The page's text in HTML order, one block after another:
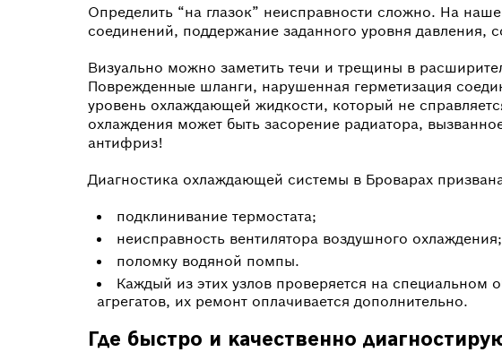
Определить “на глазок” неисправности сложно. На
соединений, поддержание заданного уровня давления,
Визуально можно заметить течи и трещины в
Поврежденные шланги, нарушенная герметизация
уровень охлаждающей жидкости, который не
охлаждения может быть засорение радиатора,
антифриз!
Диагностика охлаждающей системы в Броварах
подклинивание термостата;
неисправность вентилятора воздушного охлаждения;
поломку водяной помпы.
Каждый из этих узлов проверяется на
агрегатов, их ремонт оплачивается дополнительно.
Где быстро и качественно